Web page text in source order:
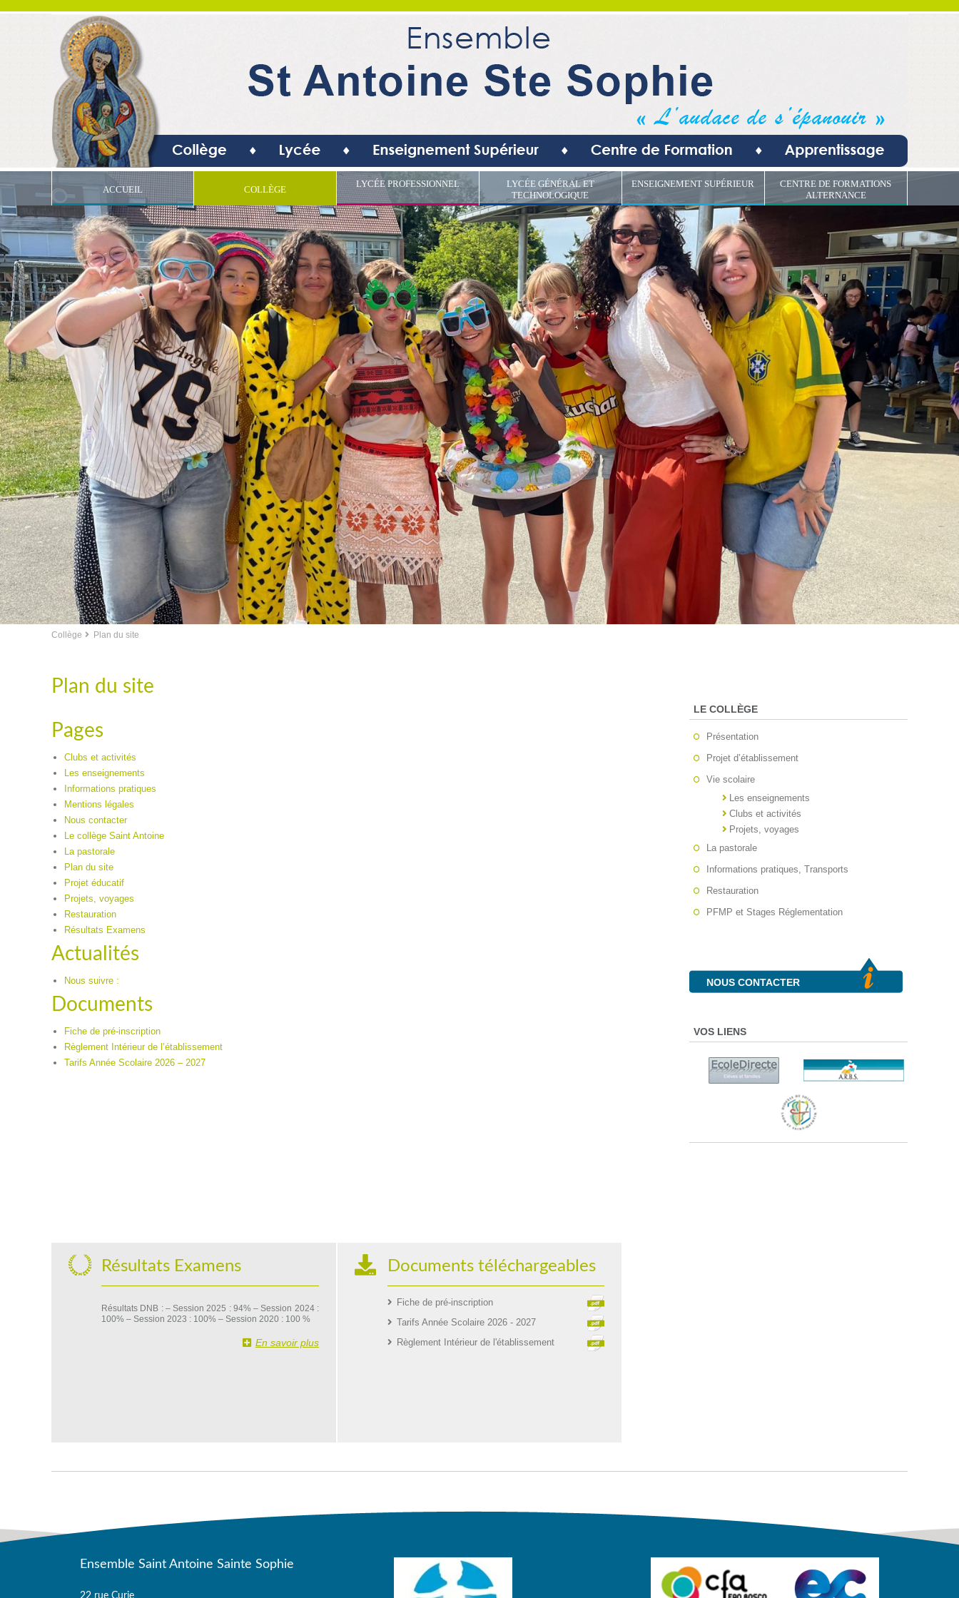
ACCUEIL COLLÈGE
LYCÉE PROFESSIONNEL
LYCÉE GÉNÉRAL ET
TECHNOLOGIQUE
ENSEIGNEMENT SUPÉRIEUR
CENTRE DE FORMATIONS
ALTERNANCE
Collège Plan du site
Plan du site
Pages
Clubs et activités
Les enseignements
Informations pratiques
Mentions légales
Nous contacter
Le collège Saint Antoine
La pastorale
Plan du site
Projet éducatif
Projets, voyages
Restauration
Résultats Examens
Actualités
Nous suivre :
Documents
Fiche de pré-inscription
Règlement Intérieur de l’établissement
Tarifs Année Scolaire 2026 – 2027
LE COLLÈGE
Présentation
Projet d’établissement
Vie scolaire
Les enseignements
Clubs et activités
Projets, voyages
La pastorale
Informations pratiques, Transports
Restauration
PFMP et Stages Réglementation
NOUS CONTACTER
VOS LIENS
Résultats Examens
Résultats DNB : – Session 2025 : 94% – Session 2024 :
100% – Session 2023 : 100% – Session 2020 : 100 %
En savoir plus
Documents téléchargeables
Fiche de pré-inscription
Tarifs Année Scolaire 2026 - 2027
Règlement Intérieur de l'établissement
Ensemble Saint Antoine Sainte Sophie
22 rue Curie